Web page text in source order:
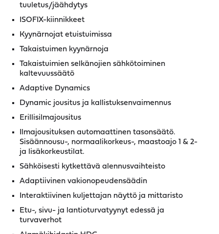
tuuletus/jäähdytys
ISOFIX-kiinnikkeet
Kyynärnojat etuistuimissa
Takaistuimen kyynärnoja
Takaistuimien selkänojien sähkötoiminen
kaltevuussäätö
Adaptive Dynamics
Dynamic jousitus ja kallistuksenvaimennus
Erillisilmajousitus
Ilmajousituksen automaattinen tasonsäätö.
Sisäännousu-, normaalikorkeus-, maastoajo 1 & 2-
ja lisäkorkeustilat.
Sähköisesti kytkettävä alennusvaihteisto
Adaptiivinen vakionopeudensäädin
Interaktiivinen kuljettajan näyttö ja mittaristo
Etu-, sivu- ja lantioturvatyynyt edessä ja
turvaverhot